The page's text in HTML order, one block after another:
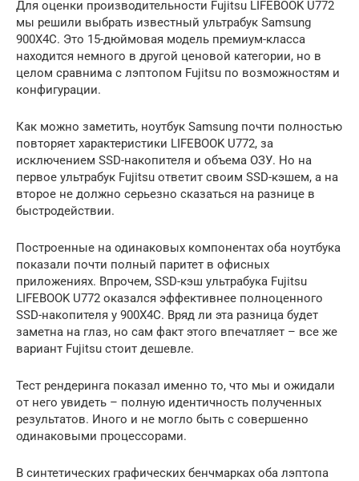
Для оценки производительности Fujitsu LIFEBOOK U772
мы решили выбрать известный ультрабук Samsung
900X4C. Это 15-дюймовая модель премиум-класса
находится немного в другой ценовой категории, но в
целом сравнима с лэптопом Fujitsu по возможностям и
конфигурации.
Как можно заметить, ноутбук Samsung почти полностью
повторяет характеристики LIFEBOOK U772, за
исключением SSD-накопителя и объема ОЗУ. Но на
первое ультрабук Fujitsu ответит своим SSD-кэшем, а на
второе не должно серьезно сказаться на разнице в
быстродействии.
Построенные на одинаковых компонентах оба ноутбука
показали почти полный паритет в офисных
приложениях. Впрочем, SSD-кэш ультрабука Fujitsu
LIFEBOOK U772 оказался эффективнее полноценного
SSD-накопителя у 900X4C. Вряд ли эта разница будет
заметна на глаз, но сам факт этого впечатляет – все же
вариант Fujitsu стоит дешевле.
Тест рендеринга показал именно то, что мы и ожидали
от него увидеть – полную идентичность полученных
результатов. Иного и не могло быть с совершенно
одинаковыми процессорами.
В синтетических графических бенчмарках оба лэптопа